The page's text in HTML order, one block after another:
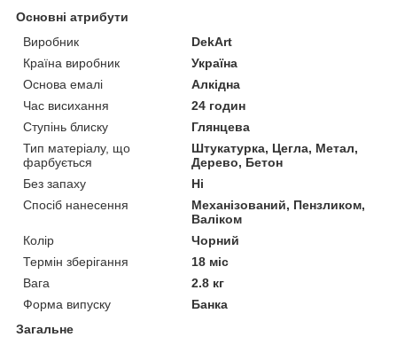
Основні атрибути
Виробник
DekArt
Країна виробник
Україна
Основа емалі
Алкідна
Час висихання
24 годин
Ступінь блиску
Глянцева
Тип матеріалу, що
фарбується
Штукатурка, Цегла, Метал,
Дерево, Бетон
Без запаху
Ні
Спосіб нанесення
Механізований, Пензликом,
Валіком
Колір
Чорний
Термін зберігання
18 міс
Вага
2.8 кг
Форма випуску
Банка
Загальне